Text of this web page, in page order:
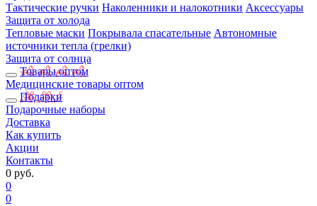
Тактические ручки Наколенники и налокотники Аксессуары
Защита от холода
Тепловые маски Покрывала спасательные Автономные
источники тепла (грелки)
Защита от солнца
Товары оптом
Медицинские товары оптом
Подарки
Подарочные наборы
Доставка
Как купить
Акции
Контакты
0 руб.
0
0